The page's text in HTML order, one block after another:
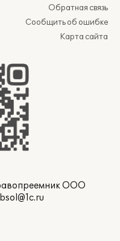
Обратная связь
Сообщить об ошибке
Карта сайта
ООО